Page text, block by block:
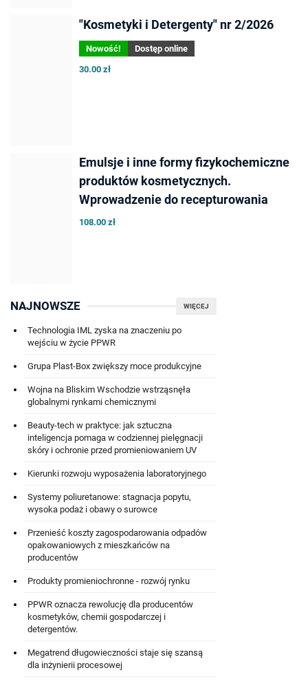
"Kosmetyki i Detergenty" nr 2/2026
Nowość!
Dostęp online
30.00 zł
Emulsje i inne formy fizykochemiczne
produktów kosmetycznych.
Wprowadzenie do recepturowania
108.00 zł
WIĘCEJ
NAJNOWSZE
Technologia IML zyska na znaczeniu po
wejściu w życie PPWR
Grupa Plast-Box zwiększy moce produkcyjne
Wojna na Bliskim Wschodzie wstrząsnęła
globalnymi rynkami chemicznymi
Beauty-tech w praktyce: jak sztuczna
inteligencja pomaga w codziennej pielęgnacji
skóry i ochronie przed promieniowaniem UV
Kierunki rozwoju wyposażenia laboratoryjnego
Systemy poliuretanowe: stagnacja popytu,
wysoka podaż i obawy o surowce
Przenieść koszty zagospodarowania odpadów
opakowaniowych z mieszkańców na
producentów
Produkty promieniochronne - rozwój rynku
PPWR oznacza rewolucję dla producentów
kosmetyków, chemii gospodarczej i
detergentów.
Megatrend długowieczności staje się szansą
dla inżynierii procesowej